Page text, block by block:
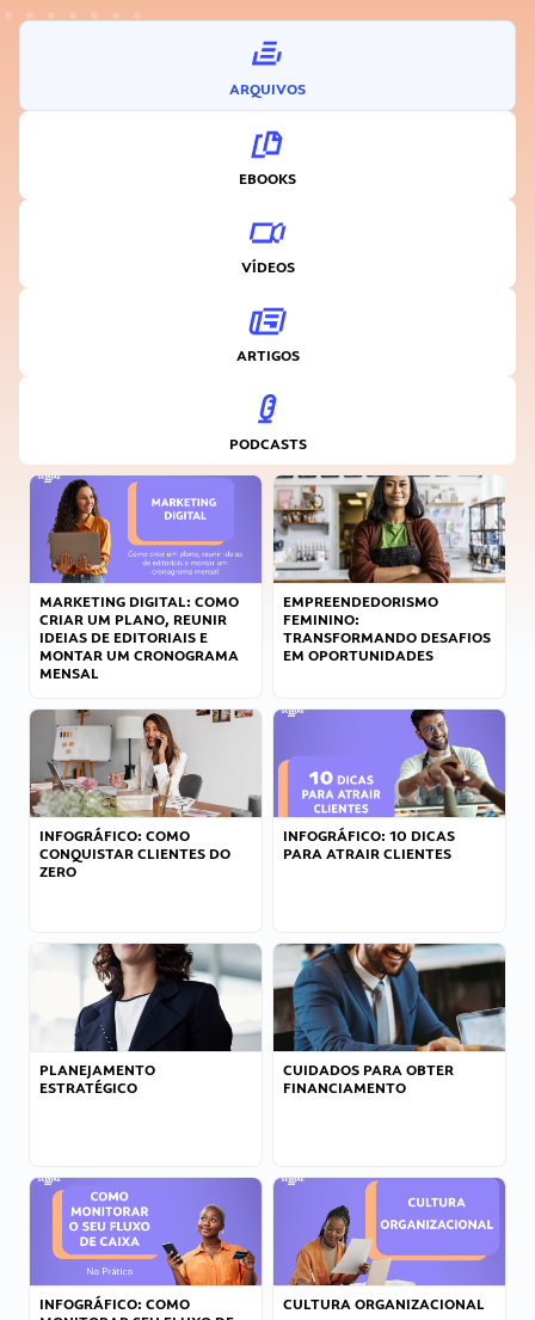
ARQUIVOS
EBOOKS
VÍDEOS
ARTIGOS
PODCASTS
MARKETING DIGITAL: COMO
CRIAR UM PLANO, REUNIR
IDEIAS DE EDITORIAIS E
MONTAR UM CRONOGRAMA
MENSAL
EMPREENDEDORISMO
FEMININO:
TRANSFORMANDO DESAFIOS
EM OPORTUNIDADES
INFOGRÁFICO: COMO
CONQUISTAR CLIENTES DO
ZERO
INFOGRÁFICO: 10 DICAS
PARA ATRAIR CLIENTES
PLANEJAMENTO
ESTRATÉGICO
CUIDADOS PARA OBTER
FINANCIAMENTO
INFOGRÁFICO: COMO
CULTURA ORGANIZACIONAL